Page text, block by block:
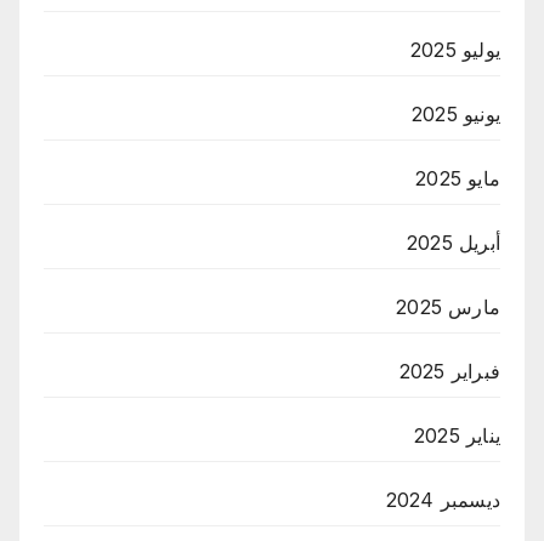
يوليو 2025
يونيو 2025
مايو 2025
أبريل 2025
مارس 2025
فبراير 2025
يناير 2025
ديسمبر 2024